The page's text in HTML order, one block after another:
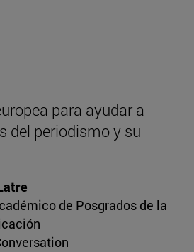
para ayudar a
del periodismo y su
de Posgrados de la